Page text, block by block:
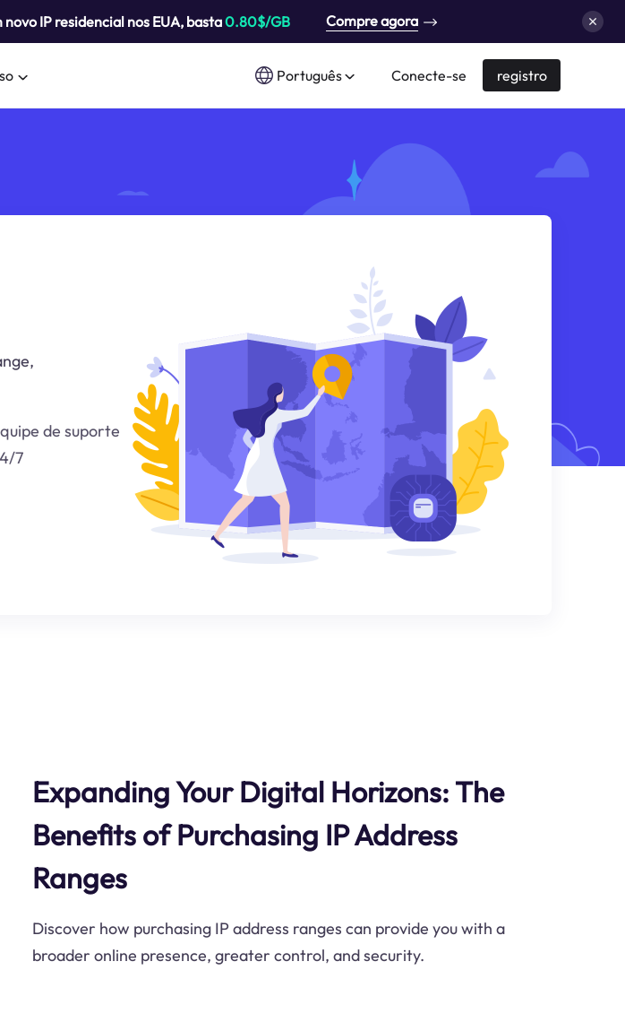
IP residencial nos EUA, basta0.80$/GB Compre agora
Português Conecte-se registro
de suporte
7
Expanding Your Digital Horizons: The
Benefits of Purchasing IP Address
Ranges
Discover how purchasing IP address ranges can provide you with a
broader online presence, greater control, and security.